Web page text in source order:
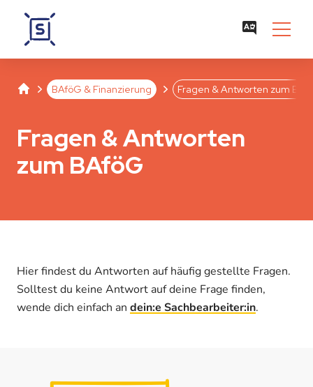
Studentenwerk Leipzig
SeparatorBAföG & Finanzierung
Separator Fragen & Antworten zum
Fragen & Antworten
zum BAföG
Hier findest du Antworten auf häufig gestellte Fragen.
Solltest du keine Antwort auf deine Frage finden,
wende dich einfach an dein:e Sachbearbeiter:in.